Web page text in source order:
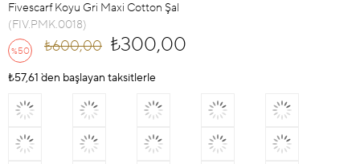
Fivescarf Koyu Gri Maxi Cotton Şal
(FIV.PMK.0018)
%50
İndirim
₺600,00 ₺300,00
₺57,61 `den başlayan taksitlerle